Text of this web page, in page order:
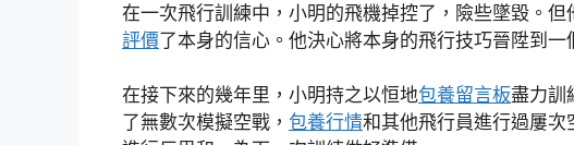
在一次飛行訓練中，小明的飛機掉控了，險些墜毀。
評價了本身的信心。他決心將本身的飛行技巧晉陞到一
在接下來的幾年里，小明持之以恒地包養留言板盡力訓
了無數次模擬空戰， 包養行情和其他飛行員進行過屢次